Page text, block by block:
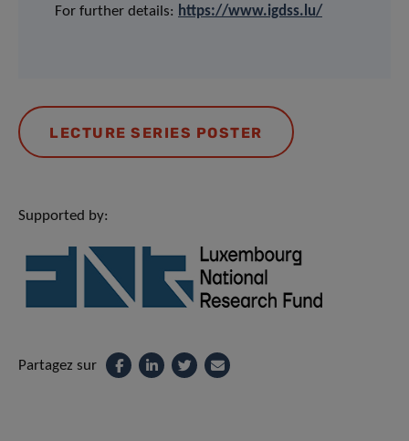
For further details: https://www.igdss.lu/
LECTURE SERIES POSTER
Supported by:
Partagez sur